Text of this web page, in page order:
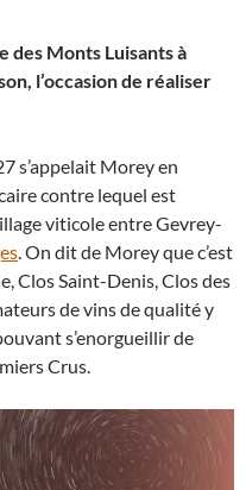
des Monts Luisants à
l’occasion de réaliser
s’appelait Morey en
contre lequel est
viticole entre Gevrey-
. On dit de Morey que c’est
Clos Saint-Denis, Clos des
de vins de qualité y
s’enorgueillir de
Crus.